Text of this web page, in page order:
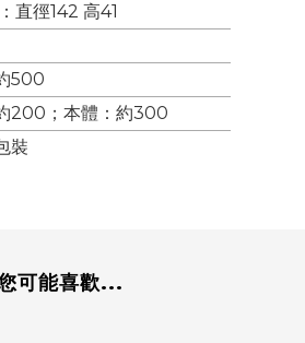
直徑142 高41
500
200；本體：約300
裝
可能喜歡...